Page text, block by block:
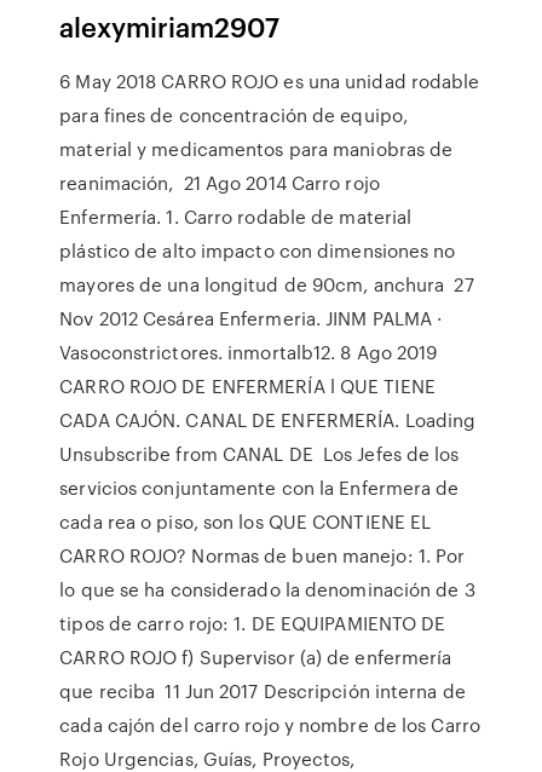
alexymiriam2907
6 May 2018 CARRO ROJO es una unidad rodable
para fines de concentración de equipo,
material y medicamentos para maniobras de
reanimación, 21 Ago 2014 Carro rojo
Enfermería. 1. Carro rodable de material
plástico de alto impacto con dimensiones no
mayores de una longitud de 90cm, anchura 27
Nov 2012 Cesárea Enfermeria. JINM PALMA ·
Vasoconstrictores. inmortalb12. 8 Ago 2019
CARRO ROJO DE ENFERMERÍA l QUE TIENE
CADA CAJÓN. CANAL DE ENFERMERÍA. Loading
Unsubscribe from CANAL DE Los Jefes de los
servicios conjuntamente con la Enfermera de
cada rea o piso, son los QUE CONTIENE EL
CARRO ROJO? Normas de buen manejo: 1. Por
lo que se ha considerado la denominación de 3
tipos de carro rojo: 1. DE EQUIPAMIENTO DE
CARRO ROJO f) Supervisor (a) de enfermería
que reciba 11 Jun 2017 Descripción interna de
cada cajón del carro rojo y nombre de los Carro
Rojo Urgencias, Guías, Proyectos,